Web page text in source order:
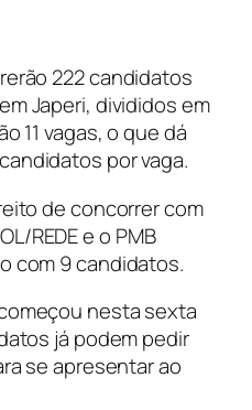
222 candidatos
Japeri, divididos em
11 vagas, o que dá
por vaga.
de concorrer com
REDE e o PMB
com 9 candidatos.
nesta sexta
já podem pedir
se apresentar ao